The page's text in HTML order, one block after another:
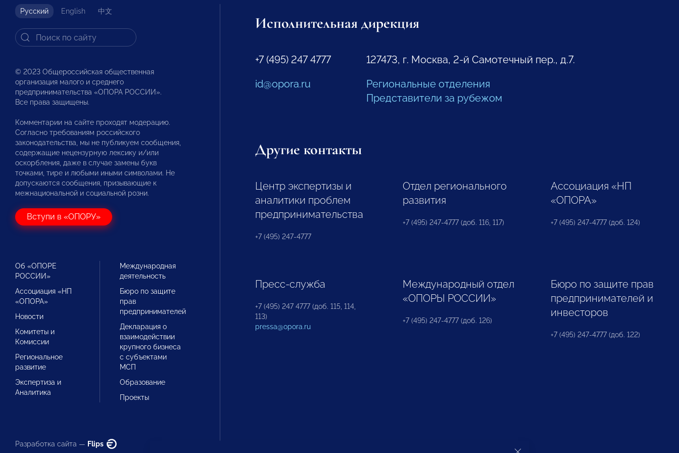
Русский English 中文
© 2023 Общероссийская общественная
организация малого и среднего
предпринимательства «ОПОРА РОССИИ».
Все права защищены.
Комментарии на сайте проходят модерацию.
Согласно требованиям российского
законодательства, мы не публикуем сообщения,
содержащие нецензурную лексику и/или
оскорбления, даже в случае замены букв
точками, тире и любыми иными символами. Не
допускаются сообщения, призывающие к
межнациональной и социальной розни.
Вступи в «ОПОРУ»
Об «ОПОРЕ
РОССИИ»
Ассоциация «НП
«ОПОРА»
Новости
Комитеты и
Комиссии
Региональное
развитие
Экспертиза и
Аналитика
Международная
деятельность
Бюро по защите
прав
предпринимателей
Декларация о
взаимодействии
крупного бизнеса
с субъектами
МСП
Образование
Проекты
Разработка сайта — Flips
Исполнительная дирекция
+7 (495) 247 4777
id@opora.ru
127473, г. Москва, 2-й Самотечный пер., д.7.
Региональные отделения
Представители за рубежом
Другие контакты
Центр экспертизы и
аналитики проблем
предпринимательства
+7 (495) 247-4777
Отдел регионального
развития
+7 (495) 247-4777 (доб. 116, 117)
Ассоциация «НП
«ОПОРА»
+7 (495) 247-4777 (доб. 124)
Пресс-служба
+7 (495) 247 4777 (доб. 115, 114,
113)
pressa@opora.ru
Международный отдел
«ОПОРЫ РОССИИ»
+7 (495) 247-4777 (доб. 126)
Бюро по защите прав
предпринимателей и
инвесторов
+7 (495) 247-4777 (доб. 122)